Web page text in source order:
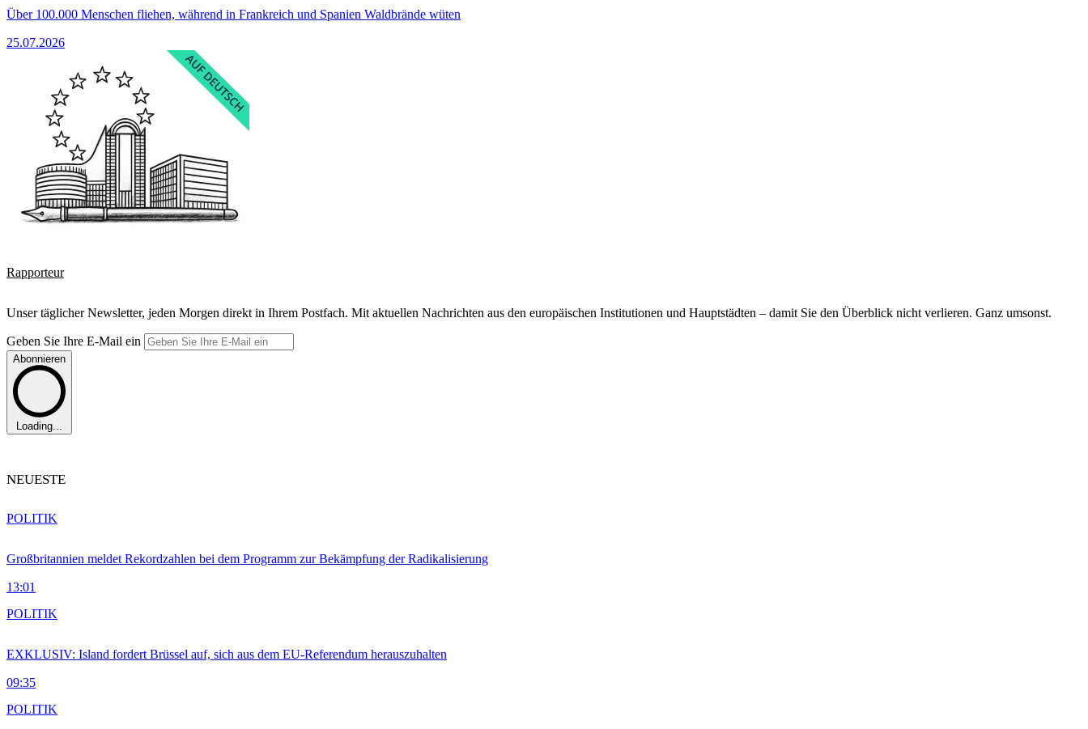
Über 100.000 Menschen fliehen, während in Frankreich und Spanien Waldbrände wüten
25.07.2026
Rapporteur
Unser täglicher Newsletter, jeden Morgen direkt in Ihrem Postfach. Mit aktuellen Nachrichten aus den europäischen Institutionen und Hauptstädten – damit Sie den Überblick nicht verlieren. Ganz umsonst.
Geben Sie Ihre E-Mail ein
Abonnieren
Loading...
NEUESTE
Großbritannien meldet Rekordzahlen bei dem Programm zur Bekämpfung der Radikalisierung
13:01
POLITIK
EXKLUSIV: Island fordert Brüssel auf, sich aus dem EU-Referendum herauszuhalten
09:35
POLITIK
POLITIK